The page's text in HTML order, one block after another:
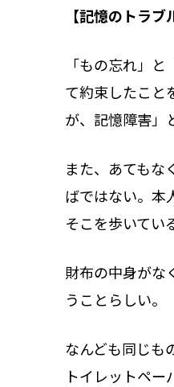
【記憶のトラブ
「もの忘れ」
て約束したこと
が、記憶障害」
また、あてもな
ばではない。本
そこを歩いてい
財布の中身がな
うことらしい。
なんども同じも
トイレットペ